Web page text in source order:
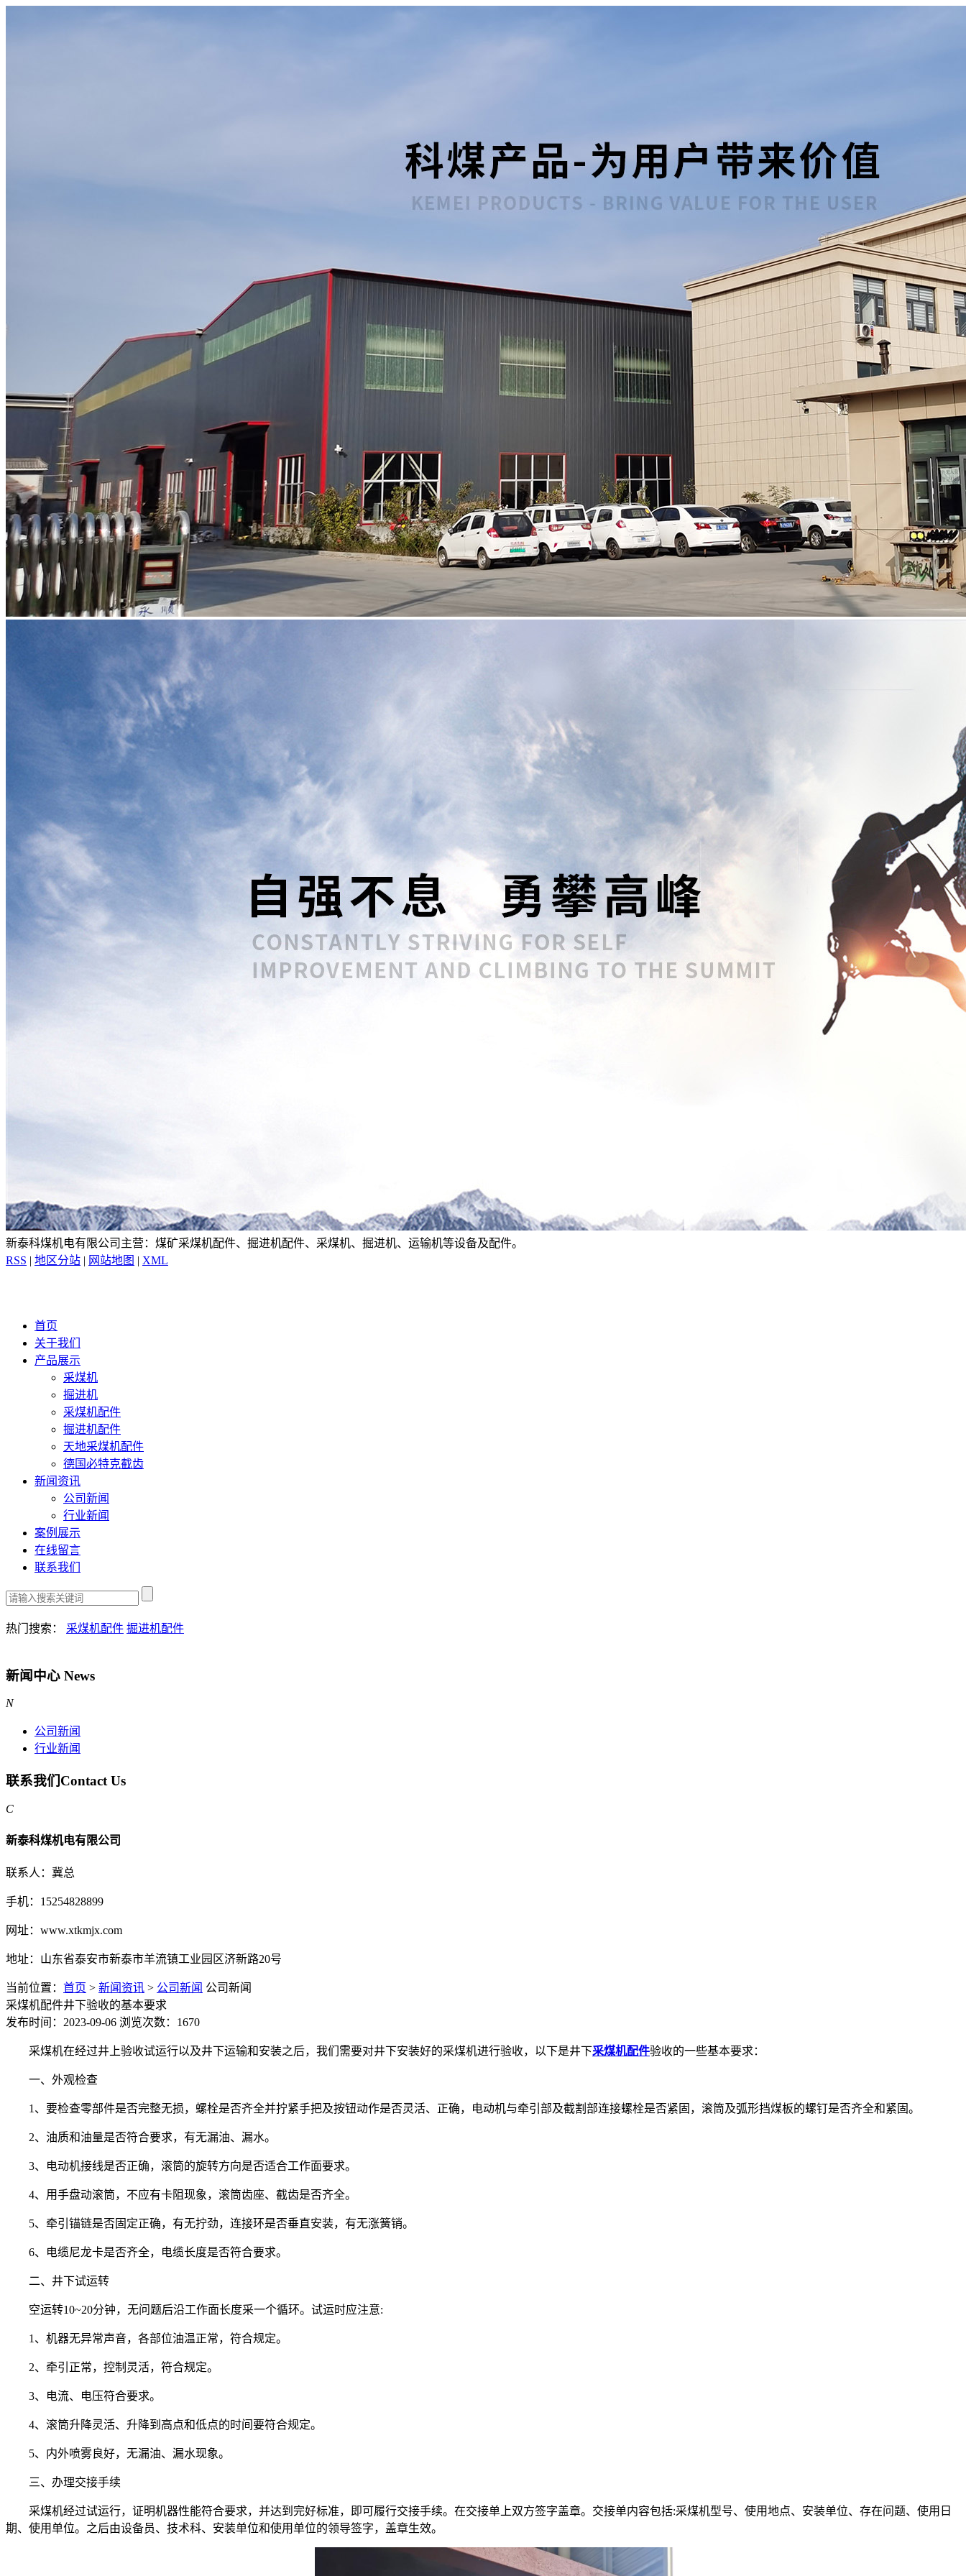
新泰科煤机电有限公司主营：煤矿采煤机配件、掘进机配件、采煤机、掘进机、运输机等设备及配件。
RSS | 地区分站 | 网站地图 | XML
首页
关于我们
产品展示
采煤机
掘进机
采煤机配件
掘进机配件
天地采煤机配件
德国必特克截齿
新闻资讯
公司新闻
行业新闻
案例展示
在线留言
联系我们
热门搜索： 采煤机配件 掘进机配件
新闻中心 News
N
公司新闻
行业新闻
联系我们Contact Us
C
新泰科煤机电有限公司
联系人：冀总
手机：15254828899
网址：www.xtkmjx.com
地址：山东省泰安市新泰市羊流镇工业园区济新路20号
当前位置： 首页 > 新闻资讯 > 公司新闻 公司新闻
采煤机配件井下验收的基本要求
发布时间：2023-09-06 浏览次数：1670
采煤机在经过井上验收试运行以及井下运输和安装之后，我们需要对井下安装好的采煤机进行验收，以下是井下采煤机配件验收的一些基本要求：
一、外观检查
1、要检查零部件是否完整无损，螺栓是否齐全并拧紧手把及按钮动作是否灵活、正确，电动机与牵引部及截割部连接螺栓是否紧固，滚筒及弧形挡煤板的螺钉是否齐全和紧固。
2、油质和油量是否符合要求，有无漏油、漏水。
3、电动机接线是否正确，滚筒的旋转方向是否适合工作面要求。
4、用手盘动滚筒，不应有卡阻现象，滚筒齿座、截齿是否齐全。
5、牵引锚链是否固定正确，有无拧劲，连接环是否垂直安装，有无涨簧销。
6、电缆尼龙卡是否齐全，电缆长度是否符合要求。
二、井下试运转
空运转10~20分钟，无问题后沿工作面长度采一个循环。试运时应注意:
1、机器无异常声音，各部位油温正常，符合规定。
2、牵引正常，控制灵活，符合规定。
3、电流、电压符合要求。
4、滚筒升降灵活、升降到高点和低点的时间要符合规定。
5、内外喷雾良好，无漏油、漏水现象。
三、办理交接手续
采煤机经过试运行，证明机器性能符合要求，并达到完好标准，即可履行交接手续。在交接单上双方签字盖章。交接单内容包括:采煤机型号、使用地点、安装单位、存在问题、使用日
期、使用单位。之后由设备员、技术科、安装单位和使用单位的领导签字，盖章生效。